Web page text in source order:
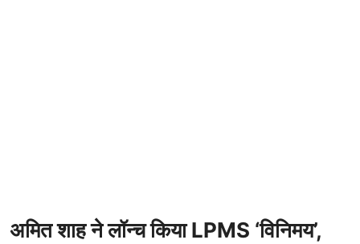
Business
अमित शाह ने लॉन्च किया LPMS ‘विनिमय’,